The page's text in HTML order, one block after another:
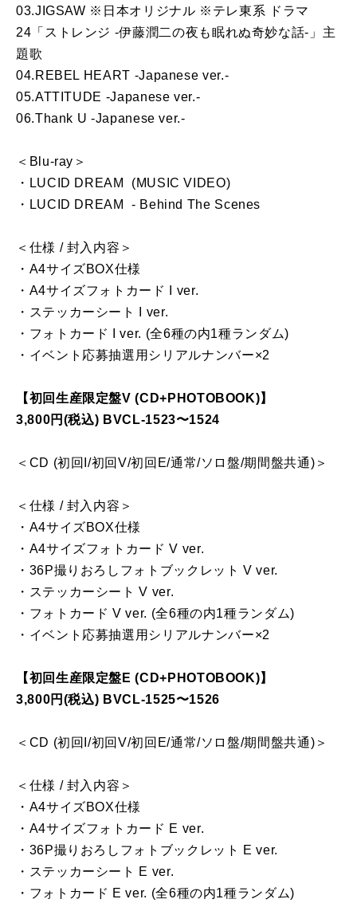
03.JIGSAW ※日本オリジナル ※テレ東系 ドラマ
24「ストレンジ -伊藤潤二の夜も眠れぬ奇妙な話-」主
題歌
04.REBEL HEART -Japanese ver.-
05.ATTITUDE -Japanese ver.-
06.Thank U -Japanese ver.-
＜Blu-ray＞
・LUCID DREAM (MUSIC VIDEO)
・LUCID DREAM - Behind The Scenes
＜仕様 / 封入内容＞
・A4サイズBOX仕様
・A4サイズフォトカード I ver.
・ステッカーシート I ver.
・フォトカード I ver. (全6種の内1種ランダム)
・イベント応募抽選用シリアルナンバー×2
【初回生産限定盤V (CD+PHOTOBOOK)】
3,800円(税込) BVCL-1523〜1524
＜CD (初回I/初回V/初回E/通常/ソロ盤/期間盤共通)＞
＜仕様 / 封入内容＞
・A4サイズBOX仕様
・A4サイズフォトカード V ver.
・36P撮りおろしフォトブックレット V ver.
・ステッカーシート V ver.
・フォトカード V ver. (全6種の内1種ランダム)
・イベント応募抽選用シリアルナンバー×2
【初回生産限定盤E (CD+PHOTOBOOK)】
3,800円(税込) BVCL-1525〜1526
＜CD (初回I/初回V/初回E/通常/ソロ盤/期間盤共通)＞
＜仕様 / 封入内容＞
・A4サイズBOX仕様
・A4サイズフォトカード E ver.
・36P撮りおろしフォトブックレット E ver.
・ステッカーシート E ver.
・フォトカード E ver. (全6種の内1種ランダム)